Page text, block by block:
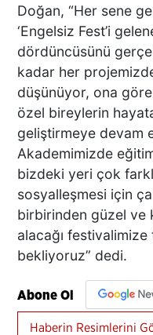
Doğan, “Her sene
‘Engelsiz Fest’i
dördüncüsünü
kadar her
düşünüyor, ona
özel bireylerin
geliştirmeye devam
Akademimizde
bizdeki yeri çok
sosyalleşmesi için
birbirinden güzel ve
alacağı
bekliyoruz” dedi.
Abone Ol
Haberin Resimlerini